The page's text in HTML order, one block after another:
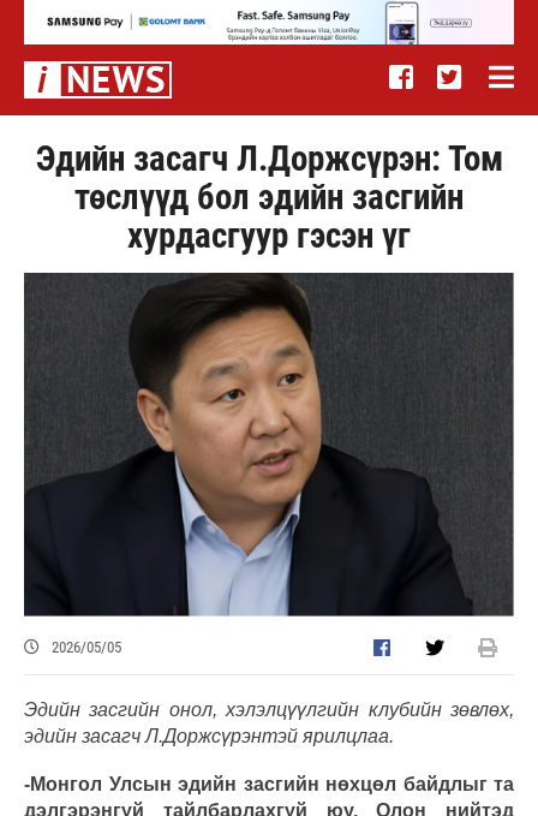
Эдийн засагч Л.Доржсүрэн: Том
төслүүд бол эдийн засгийн
хурдасгуур гэсэн үг
2026/05/05
Эдийн засгийн онол, хэлэлцүүлгийн клубийн зөвлөх,
эдийн засагч Л.Доржсүрэнтэй ярилцлаа.
-Монгол Улсын эдийн засгийн нөхцөл байдлыг та
дэлгэрэнгүй тайлбарлахгүй юу. Олон нийтэд